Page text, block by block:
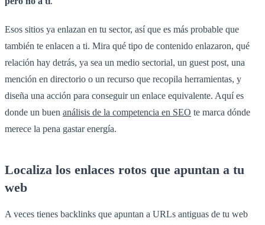
Esos sitios ya enlazan en tu sector, así que es más probable que
también te enlacen a ti. Mira qué tipo de contenido enlazaron, qué
relación hay detrás, ya sea un medio sectorial, un guest post, una
mención en directorio o un recurso que recopila herramientas, y
diseña una acción para conseguir un enlace equivalente. Aquí es
donde un buen análisis de la competencia en SEO te marca dónde
merece la pena gastar energía.
Localiza los enlaces rotos que apuntan a tu
web
A veces tienes backlinks que apuntan a URLs antiguas de tu web